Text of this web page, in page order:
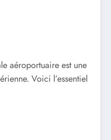
aéroportuaire est une
Voici l’essentiel